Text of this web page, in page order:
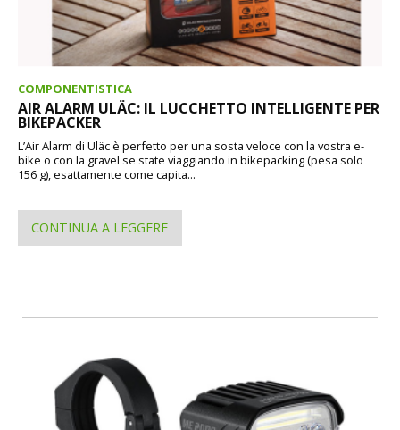
COMPONENTISTICA
AIR ALARM ULÄC: IL LUCCHETTO INTELLIGENTE PER
BIKEPACKER
L’Air Alarm di Uläc è perfetto per una sosta veloce con la vostra e-
bike o con la gravel se state viaggiando in bikepacking (pesa solo
156 g), esattamente come capita...
CONTINUA A LEGGERE